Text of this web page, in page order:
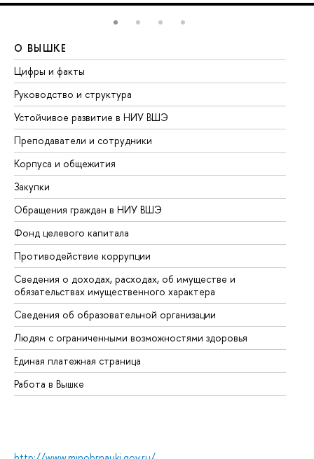
О ВЫШКЕ
Цифры и факты
Руководство и структура
Устойчивое развитие в НИУ ВШЭ
Преподаватели и сотрудники
Корпуса и общежития
Закупки
Обращения граждан в НИУ ВШЭ
Фонд целевого капитала
Противодействие коррупции
Сведения о доходах, расходах, об имуществе и
обязательствах имущественного характера
Сведения об образовательной организации
Людям с ограниченными возможностями здоровья
Единая платежная страница
Работа в Вышке